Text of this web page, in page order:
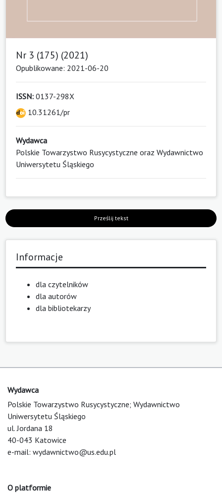
Nr 3 (175) (2021)
Opublikowane: 2021-06-20
ISSN: 0137-298X
10.31261/pr
Wydawca
Polskie Towarzystwo Rusycystyczne oraz Wydawnictwo
Uniwersytetu Śląskiego
Prześlij tekst
Informacje
dla czytelników
dla autorów
dla bibliotekarzy
Wydawca
Polskie Towarzystwo Rusycystyczne; Wydawnictwo
Uniwersytetu Śląskiego
ul. Jordana 18
40-043 Katowice
e-mail: wydawnictwo@us.edu.pl
O platformie